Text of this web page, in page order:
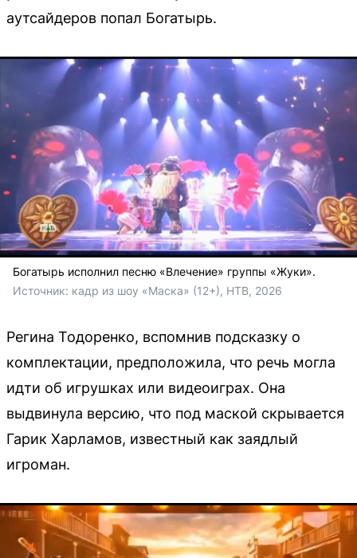
аутсайдеров попал Богатырь.
Богатырь исполнил песню «Влечение» группы «Жуки».
Источник: кадр из шоу «Маска» (12+), НТВ, 2026
Регина Тодоренко, вспомнив подсказку о
комплектации, предположила, что речь могла
идти об игрушках или видеоиграх. Она
выдвинула версию, что под маской скрывается
Гарик Харламов, известный как заядлый
игроман.